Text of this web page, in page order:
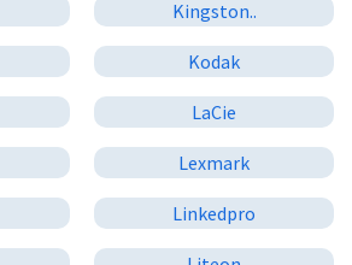
Kingston..
Kodak
LaCie
Lexmark
Linkedpro